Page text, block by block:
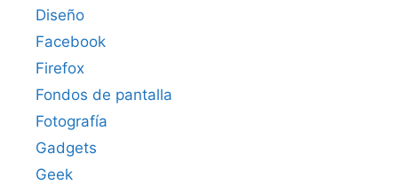
Diseño
Facebook
Firefox
Fondos de pantalla
Fotografía
Gadgets
Geek